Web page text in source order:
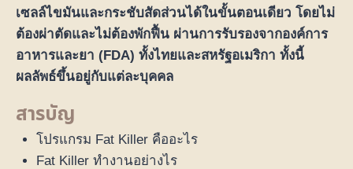
เซลล์ไขมันและกระชับสัดส่วนได้ในขั้นตอนเดียว โดยไม่
ต้องผ่าตัดและไม่ต้องพักฟื้น ผ่านการรับรองจากองค์การ
อาหารและยา (FDA) ทั้งไทยและสหรัฐอเมริกา ทั้งนี้
ผลลัพธ์ขึ้นอยู่กับแต่ละบุคคล
สารบัญ
โปรแกรม Fat Killer คืออะไร
Fat Killer ทำงานอย่างไร